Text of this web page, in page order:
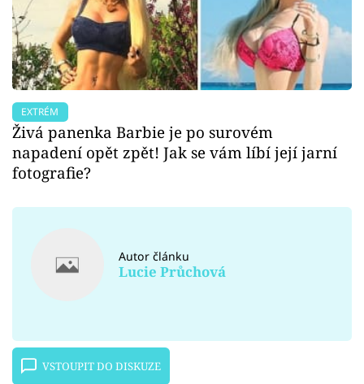
EXTRÉM
Živá panenka Barbie je po surovém
napadení opět zpět! Jak se vám líbí její jarní
fotografie?
Autor článku
Lucie Průchová
VSTOUPIT DO DISKUZE